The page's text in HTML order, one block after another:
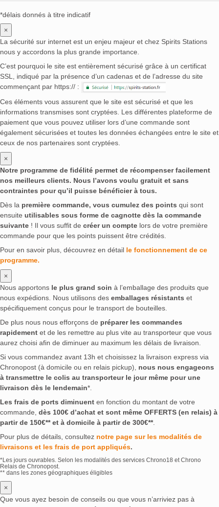
*délais donnés à titre indicatif
×
La sécurité sur internet est un enjeu majeur et chez Spirits Stations
nous y accordons la plus grande importance.
C’est pourquoi le site est entièrement sécurisé grâce à un certificat
SSL, indiqué par la présence d’un cadenas et de l’adresse du site
commençant par https:// :
Ces éléments vous assurent que le site est sécurisé et que les
informations transmises sont cryptées. Les différentes plateforme de
paiement que vous pouvez utiliser lors d’une commande sont
également sécurisées et toutes les données échangées entre le site et
ceux de nos partenaires sont cryptées.
×
Notre programme de fidélité permet de récompenser facilement
nos meilleurs clients. Nous l’avons voulu gratuit et sans
contraintes pour qu’il puisse bénéficier à tous.
Dès la première commande, vous cumulez des points qui sont
ensuite utilisables sous forme de cagnotte dès la commande
suivante ! Il vous suffit de créer un compte lors de votre première
commande pour que les points puissent être crédités.
Pour en savoir plus, découvrez en détail le fonctionnement de ce
programme.
×
Nous apportons le plus grand soin à l’emballage des produits que
nous expédions. Nous utilisons des emballages résistants et
spécifiquement conçus pour le transport de bouteilles.
De plus nous nous efforçons de préparer les commandes
rapidement et de les remettre au plus vite au transporteur que vous
aurez choisi afin de diminuer au maximum les délais de livraison.
Si vous commandez avant 13h et choisissez la livraison express via
Chronopost (à domicile ou en relais pickup), nous nous engageons
à transmettre le colis au transporteur le jour même pour une
livraison dès le lendemain*.
Les frais de ports diminuent en fonction du montant de votre
commande, dès 100€ d’achat et sont même OFFERTS (en relais) à
partir de 150€** et à domicile à partir de 300€**.
Pour plus de détails, consultez notre page sur les modalités de
livraisons et les frais de port appliqués.
*Les jours ouvrables. Selon les modalités des services Chrono18 et Chrono
Relais de Chronopost.
** dans les zones géographiques éligibles
×
Que vous ayez besoin de conseils ou que vous n’arriviez pas à